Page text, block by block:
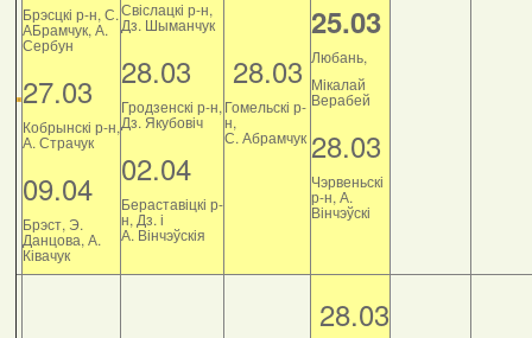
Брэсцкі р-н, С.
АБрамчук, А.
Сербун
27.03
Кобрынскі р-н,
А. Страчук
09.04
Брэст, Э.
Данцова, А.
Ківачук
Свіслацкі р-н,
Дз. Шыманчук
28.03
Гродзенскі р-н,
Дз. Якубовіч
02.04
Бераставіцкі р-
н, Дз. і
А. Вінчэўскія
28.03
Гомельскі р-
н,
С. Абрамчук
25.03
Любань,
Мікалай
Верабей
28.03
Чэрвеньскі
р-н, А.
Вінчэўскі
28.03